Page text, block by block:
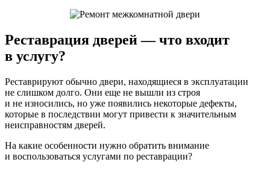
Реставрация дверей — что входит
в услугу?
Реставрируют обычно двери, находящиеся в эксплуатации
не слишком долго. Они еще не вышли из строя
и не износились, но уже появились некоторые дефекты,
которые в последствии могут привести к значительным
неисправностям дверей.
На какие особенности нужно обратить внимание
и воспользоваться услугами по реставрации?